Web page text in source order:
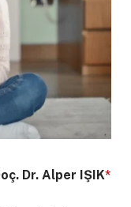
Dr. Alper IŞIK*